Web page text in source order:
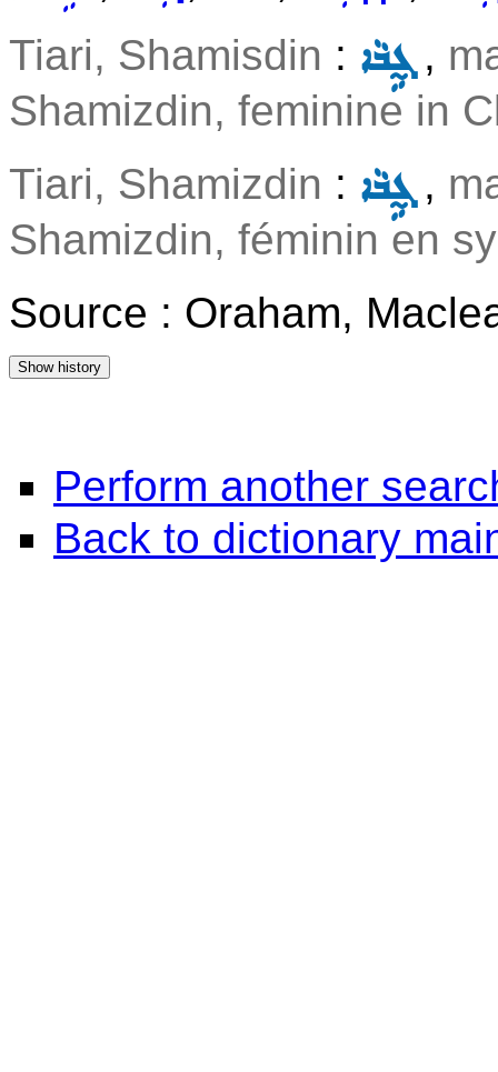
Tiari, Shamisdin : ܓ̰ܹܒܵܐ,
Shamizdin, feminine in
Tiari, Shamizdin : ܓ̰ܹܒܵܐ,
Shamizdin, féminin en
Source : Oraham,
Perform another
Back to dictionary